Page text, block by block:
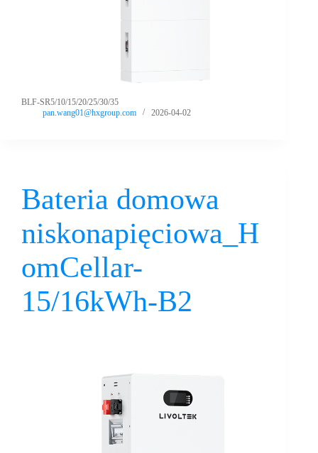
BLF-SR5/10/15/20/25/30/35
pan.wang01@hxgroup.com
2026-04-02
Bateria domowa
niskonapięciowa_H
omCellar-
15/16kWh-B2